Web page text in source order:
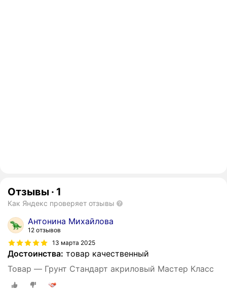
Отзывы · 1
Как Яндекс проверяет отзывы
Антонина Михайлова
12 отзывов
13 марта 2025
Достоинства: товар качественный
Товар — Грунт Стандарт акриловый Мастер Класс